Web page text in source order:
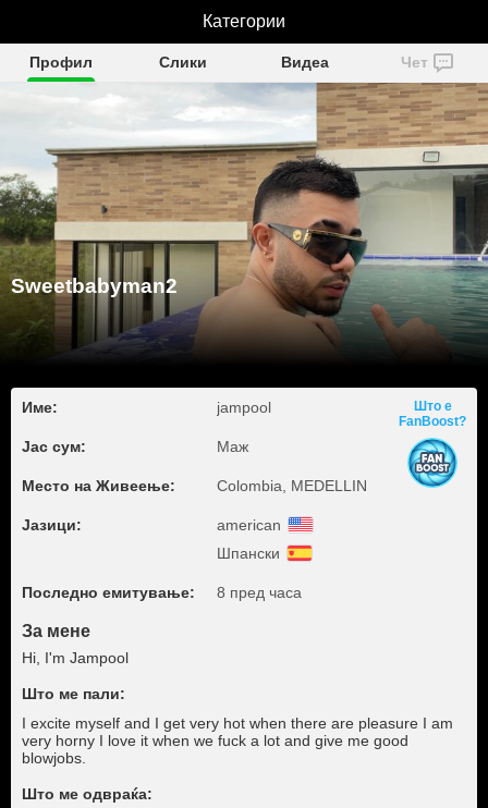
Sweetbabyman2
Профил Слики Видеа Чет
Sweetbabyman2
Име: jampool
Јас сум: Маж
Место на Живеење: Colombia, MEDELLIN
Јазици:
american
Шпански
Последно емитување: 8 пред часа
Што е
FanBoost?
За мене
Hi, I'm Jampool
Што ме пали:
I excite myself and I get very hot when there are pleasure I am
very horny I love it when we fuck a lot and give me good
blowjobs.
Што ме одвраќа:
Категории